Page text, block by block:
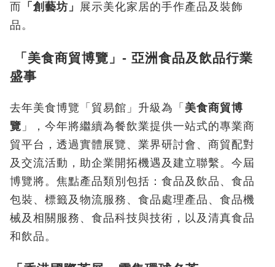
而 「創藝坊」 展示美化家居的手作產品及裝飾
品。
「美食商貿博覽」- 亞洲食品及飲品行業
盛事
去年美食博覽「貿易館」升級為「 美食商貿博
覽 」，今年將繼續為餐飲業提供一站式的專業商
貿平台，透過實體展覽、業界研討會、商貿配對
及交流活動，助企業開拓機遇及建立聯繫。今屆
博覽將。焦點產品類別包括：食品及飲品、食品
包裝、標籤及物流服務、食品處理產品、食品機
械及相關服務、食品科技與技術，以及清真食品
和飲品。